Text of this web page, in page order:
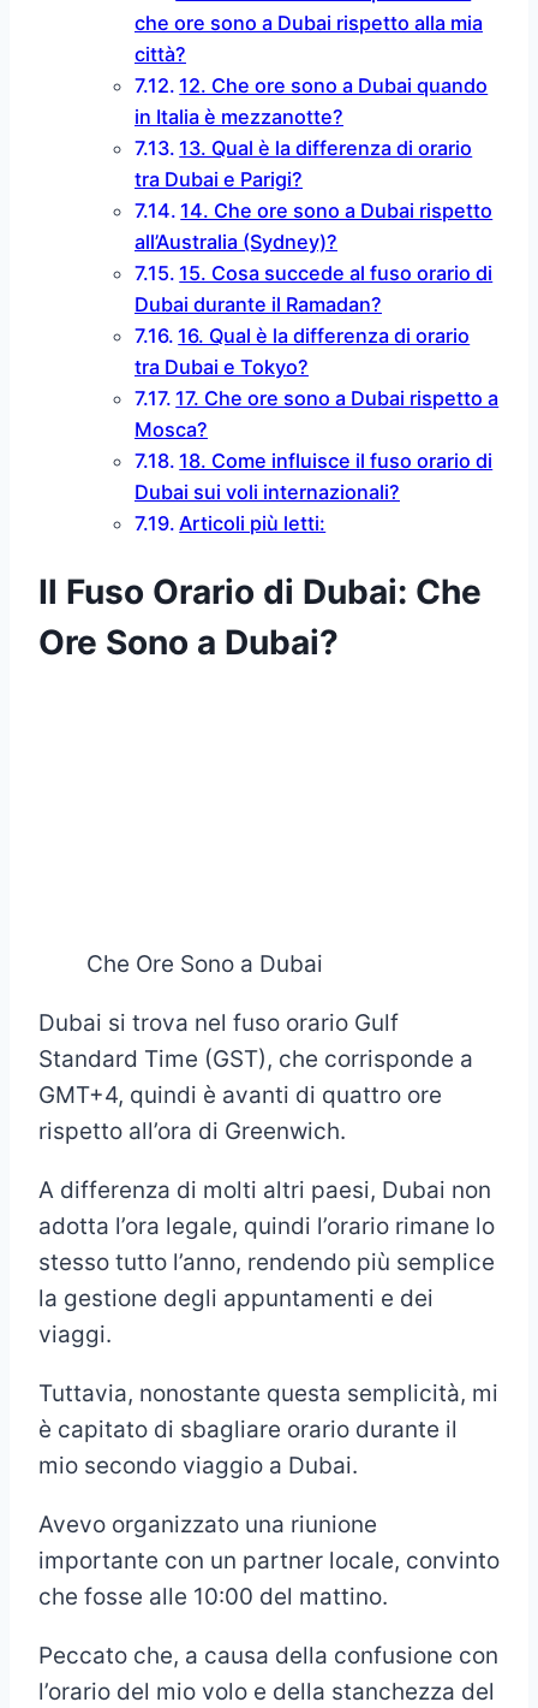
che ore sono a Dubai rispetto alla mia
città?
12. Che ore sono a Dubai quando
in Italia è mezzanotte?
13. Qual è la differenza di orario
tra Dubai e Parigi?
14. Che ore sono a Dubai rispetto
all’Australia (Sydney)?
15. Cosa succede al fuso orario di
Dubai durante il Ramadan?
16. Qual è la differenza di orario
tra Dubai e Tokyo?
17. Che ore sono a Dubai rispetto a
Mosca?
18. Come influisce il fuso orario di
Dubai sui voli internazionali?
Articoli più letti:
Il Fuso Orario di Dubai: Che
Ore Sono a Dubai?
Che Ore Sono a Dubai
Dubai si trova nel fuso orario Gulf
Standard Time (GST), che corrisponde a
GMT+4, quindi è avanti di quattro ore
rispetto all’ora di Greenwich.
A differenza di molti altri paesi, Dubai non
adotta l’ora legale, quindi l’orario rimane lo
stesso tutto l’anno, rendendo più semplice
la gestione degli appuntamenti e dei
viaggi.
Tuttavia, nonostante questa semplicità, mi
è capitato di sbagliare orario durante il
mio secondo viaggio a Dubai.
Avevo organizzato una riunione
importante con un partner locale, convinto
che fosse alle 10:00 del mattino.
Peccato che, a causa della confusione con
l’orario del mio volo e della stanchezza del